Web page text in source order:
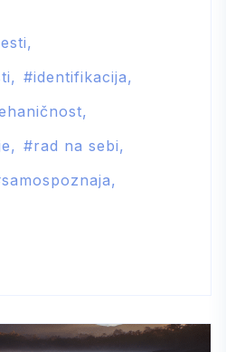
identifikacija
rad na sebi
samospoznaja